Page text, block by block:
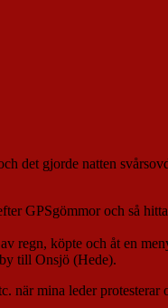
det gjorde natten
GPSgömmor och så
regn, köpte och åt en
till Onsjö (Hede).
när mina leder protesterar